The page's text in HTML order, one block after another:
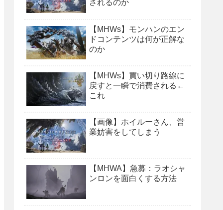
されるのか
【MHWs】モンハンのエン
ドコンテンツは何が正解な
のか
【MHWs】買い切り路線に
戻すと一瞬で消費される←
これ
【画像】ホイルーさん、営
業妨害をしてしまう
【MHWA】急募：ラオシャ
ンロンを面白くする方法